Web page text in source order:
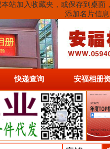
站加入收藏夹，或保存到桌
添加名片信
快递查询 安福相册